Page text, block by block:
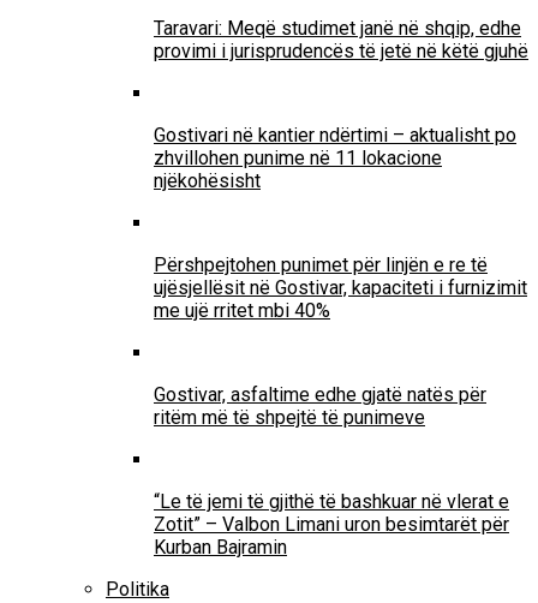
Taravari: Meqë studimet janë në shqip, edhe
provimi i jurisprudencës të jetë në këtë gjuhë
Gostivari në kantier ndërtimi – aktualisht po
zhvillohen punime në 11 lokacione
njëkohësisht
Përshpejtohen punimet për linjën e re të
ujësjellësit në Gostivar, kapaciteti i furnizimit
me ujë rritet mbi 40%
Gostivar, asfaltime edhe gjatë natës për
ritëm më të shpejtë të punimeve
“Le të jemi të gjithë të bashkuar në vlerat e
Zotit” – Valbon Limani uron besimtarët për
Kurban Bajramin
Politika